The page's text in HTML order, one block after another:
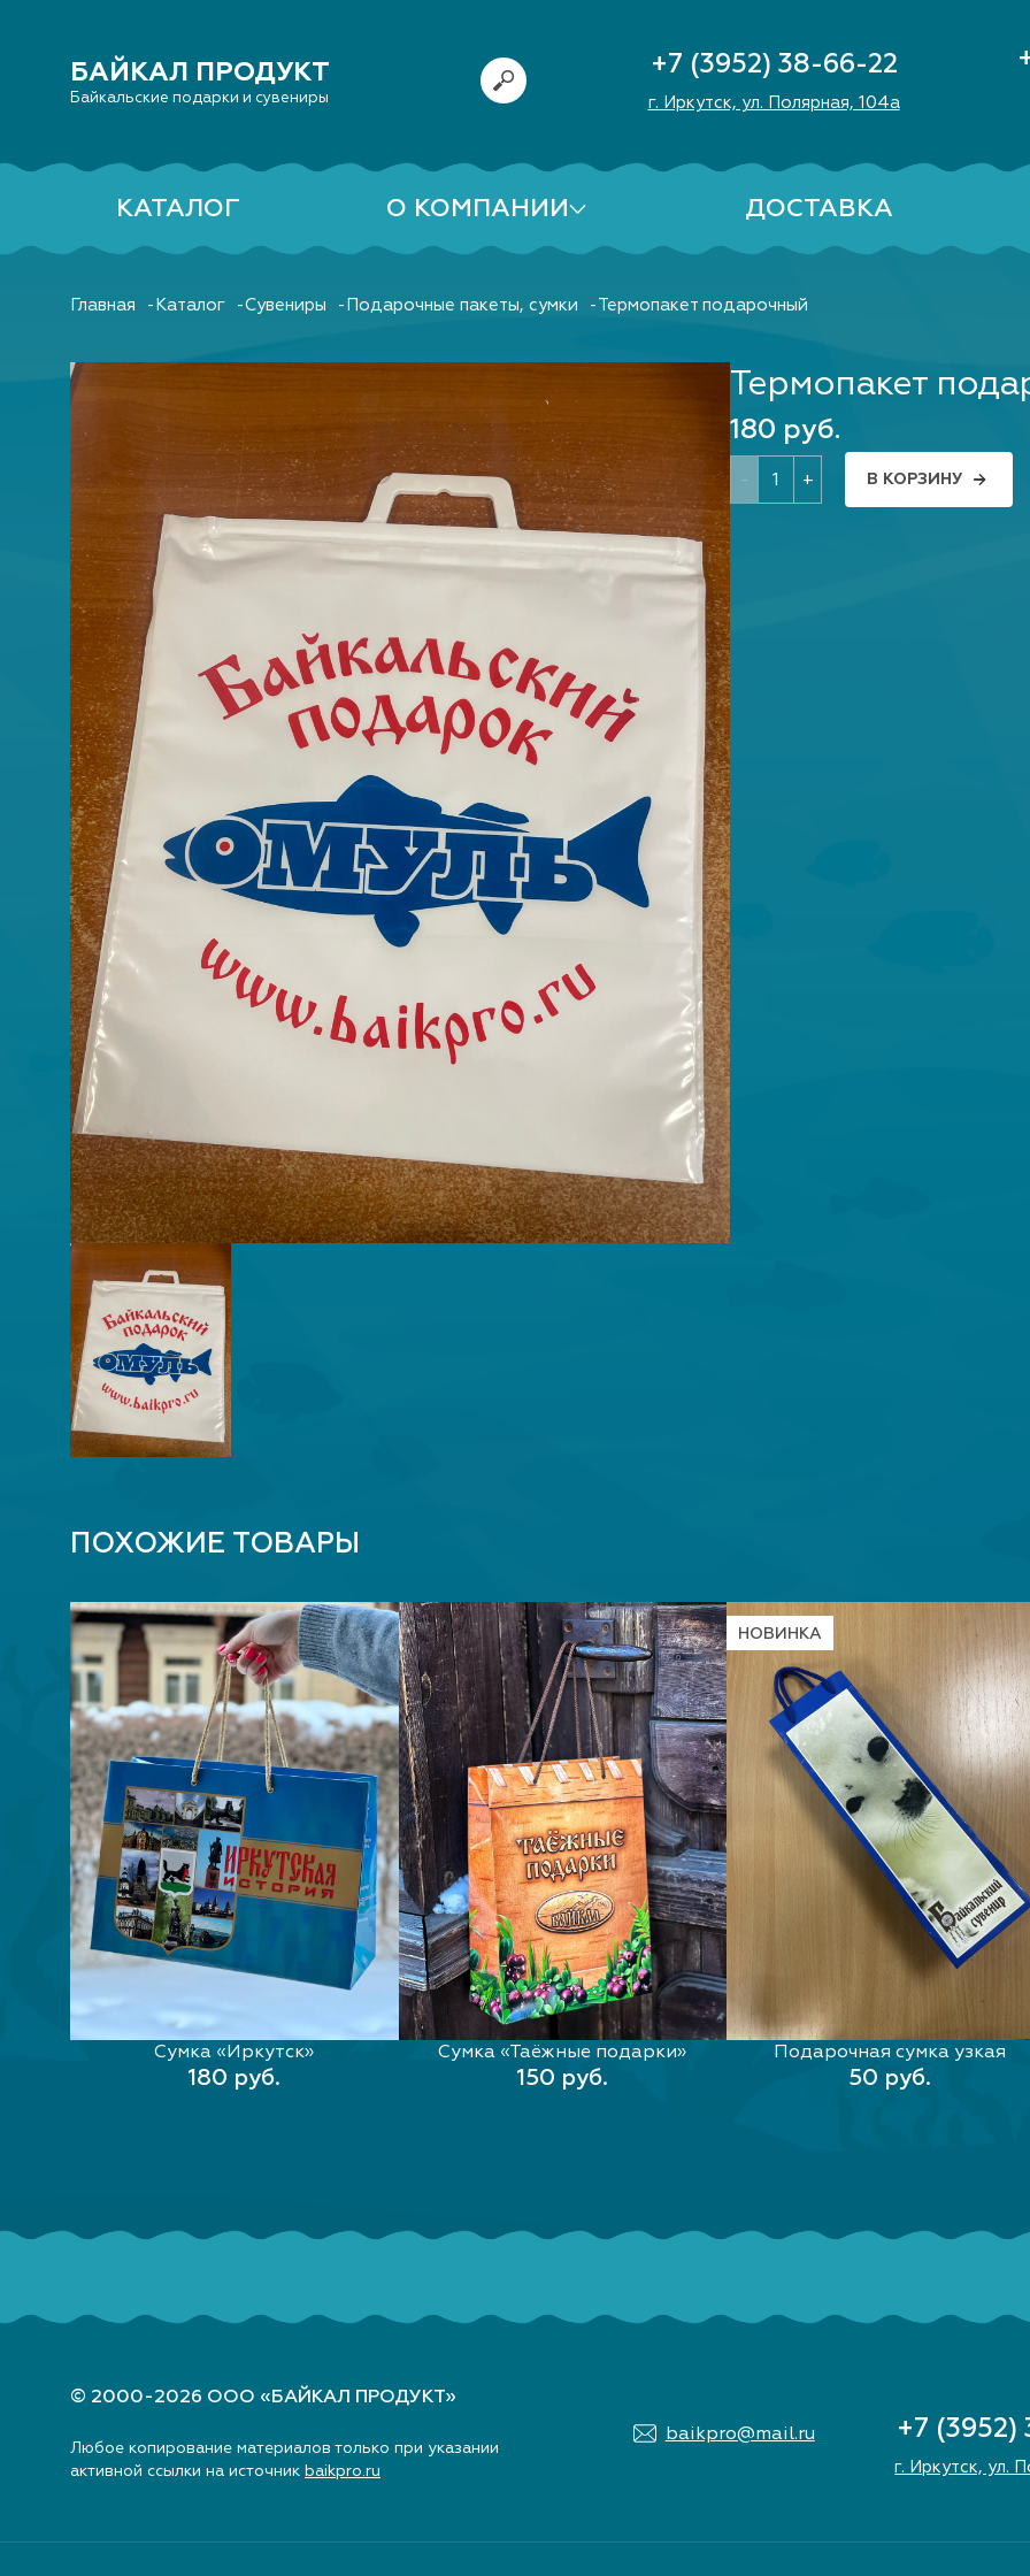
БАЙКАЛ ПРОДУКТ
Байкальские подарки и сувениры
+7 (3952) 38-66-22
г. Иркутск, ул. Полярная, 104а
КАТАЛОГ О КОМПАНИИ ДОСТАВКА
Главная Каталог Сувениры Подарочные пакеты, сумки Термопакет подарочный
Термопакет
180 руб.
+ В КОРЗИНУ
ПОХОЖИЕ ТОВАРЫ
В КОРЗИНУ
Сумка «Иркутск»
180 руб. В КОРЗИНУ
Сумка «Таёжные подарки»
150 руб.
НОВИНКА
В КОРЗИНУ
Подарочная сумка узкая
50 руб.
© 2000-2026 ООО «БАЙКАЛ ПРОДУКТ»
Любое копирование материалов только при указании
активной ссылки на источник baikpro.ru
baikpro@mail.ru +7 (3952)
г. Иркутск, ул.